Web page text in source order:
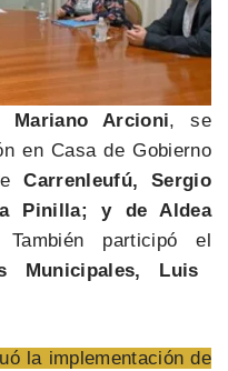
Mariano Arcioni, se
en Casa de Gobierno
Carrenleufú, Sergio
Pinilla; y de Aldea
También participó el
Municipales, Luis
la implementación de